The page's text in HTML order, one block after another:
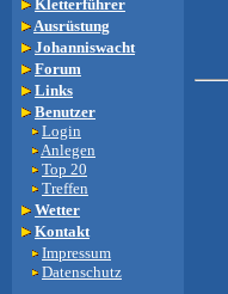
Kletterführer
Ausrüstung
Johanniswacht
Forum
Links
Benutzer
Login
Anlegen
Top 20
Treffen
Wetter
Kontakt
Impressum
Datenschutz